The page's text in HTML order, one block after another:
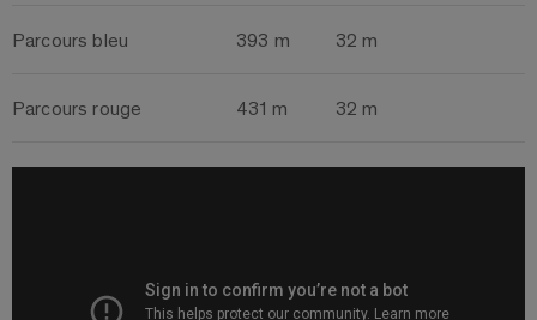
Parcours bleu 393 m 32 m
Parcours rouge 431 m 32 m